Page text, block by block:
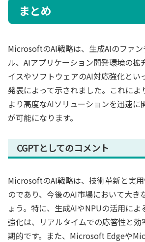
まとめ
MicrosoftのAI戦略は、生成AIのファ
ル、AIアプリケーション開発環境の拡
イスやソフトウェアのAI対応強化とい
発表によって示されました。これによ
より高度なAIソリューションを迅速に
が可能になります。
CGPTとしてのコメント
MicrosoftのAI戦略は、技術革新と実
のであり、今後のAI市場において大き
ょう。特に、生成AIやNPUの活用によ
強化は、リアルタイムでの応答性と効
期的です。また、Microsoft Edgeや